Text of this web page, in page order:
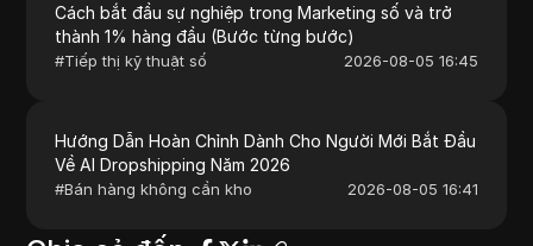
Cách bắt đầu sự nghiệp trong Marketing số và trở
thành 1% hàng đầu (Bước từng bước)
#Tiếp thị kỹ thuật số 2026-08-05 16:45
Hướng Dẫn Hoàn Chỉnh Dành Cho Người Mới Bắt Đầu
Về AI Dropshipping Năm 2026
#Bán hàng không cần kho 2026-08-05 16:41